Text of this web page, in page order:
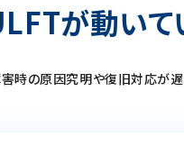
が動いて
時の原因究明や復旧対応が